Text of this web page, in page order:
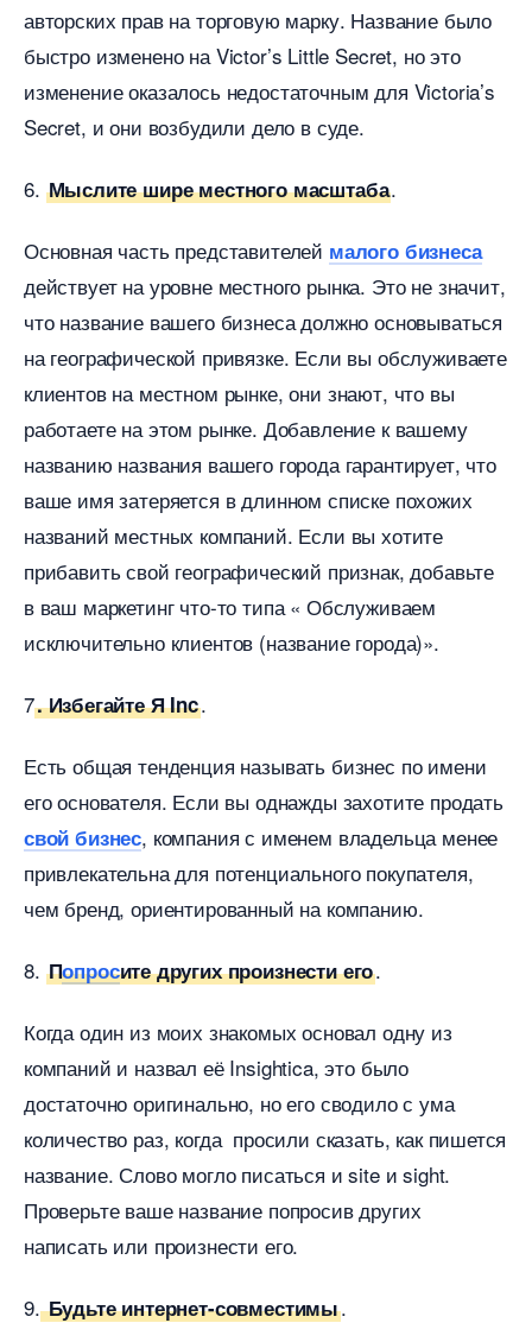
авторских прав на торговую марку. Название было
ыстро изменено на Victor’s Little Secret, но это
изменение оказалось недостаточным для Victoria’s
Secret, и они возбудили дело в суде.
6. Мыслите шире местного масштаба.
Основная часть представителей малого бизнеса
действует на уровне местного рынка. Это не значит,
что название вашего бизнеса должно основываться
на географической привязке. Если вы обслуживаете
клиентов на местном рынке, они знают, что вы
работаете на этом рынке. Добавление к вашему
названию названия вашего города гарантирует, что
аше имя затеряется в длинном списке похожих
названий местных компаний. Если вы хотите
прибавить свой географический признак, добавьте
аш маркетинг что-то типа « Обслуживаем
исключительно клиентов (название города)».
7. Избегайте Я Inc.
Есть общая тенденция называть бизнес по имени
его основателя. Если вы однажды захотите продать
свой бизнес, компания с именем владельца менее
привлекательна для потенциального покупателя,
чем бренд, ориентированный на компанию.
8. Попросите других произнести его.
Когда один из моих знакомых основал одну из
компаний и назвал её Insightica, это было
достаточно оригинально, но его сводило с ума
количество раз, когда просили сказать, как пишется
название. Слово могло писаться и site и sight.
Проверьте ваше название попросив других
написать или произнести его.
9.Будьте интернет-совместимы.